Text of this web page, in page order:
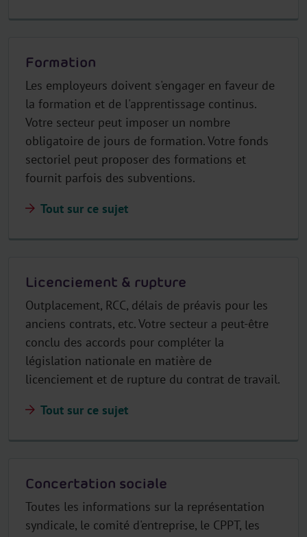
Formation
Les employeurs doivent s'engager en faveur de
la formation et de l'apprentissage continus.
Votre secteur peut imposer un nombre
obligatoire de jours de formation. Votre fonds
sectoriel peut proposer des formations et
fournit parfois des subventions.
Tout sur ce sujet
Licenciement & rupture
Outplacement, RCC, délais de préavis pour les
anciens contrats, etc. Votre secteur a peut-être
conclu des accords pour compléter la
législation nationale en matière de
licenciement et de rupture du contrat de travail.
Tout sur ce sujet
Concertation sociale
Toutes les informations sur la représentation
syndicale, le comité d'entreprise, le CPPT, les